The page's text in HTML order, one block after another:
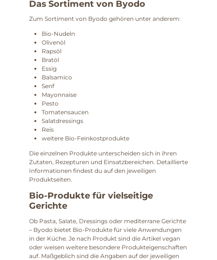
Das Sortiment von Byodo
Zum Sortiment von Byodo gehören unter anderem:
Bio-Nudeln
Olivenöl
Rapsöl
Bratöl
Essig
Balsamico
Senf
Mayonnaise
Pesto
Tomatensaucen
Salatdressings
Reis
weitere Bio-Feinkostprodukte
Die einzelnen Produkte unterscheiden sich in ihren
Zutaten, Rezepturen und Einsatzbereichen. Detaillierte
Informationen findest du auf den jeweiligen
Produktseiten.
Bio-Produkte für vielseitige
Gerichte
Ob Pasta, Salate, Dressings oder mediterrane Gerichte
– Byodo bietet Bio-Produkte für viele Anwendungen
in der Küche. Je nach Produkt sind die Artikel vegan
oder weisen weitere besondere Produkteigenschaften
auf. Maßgeblich sind die Angaben auf der jeweiligen